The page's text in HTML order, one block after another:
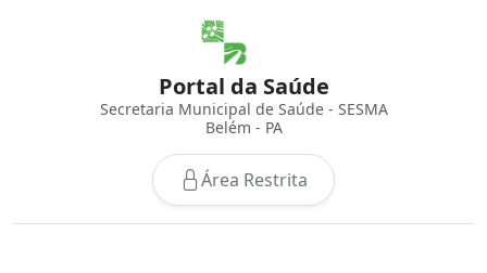
Portal da Saúde
Secretaria Municipal de Saúde - SESMA
Belém - PA
Área Restrita